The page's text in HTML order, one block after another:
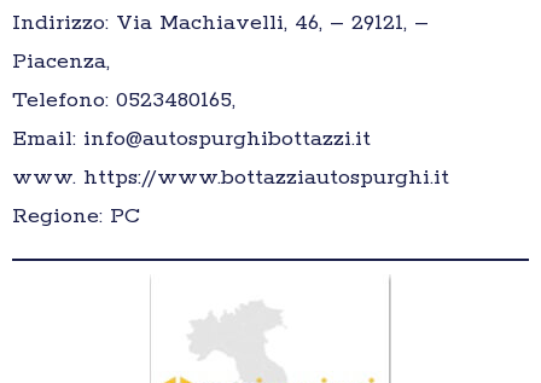
Indirizzo: Via Machiavelli, 46, – 29121, –
Piacenza,
Telefono: 0523480165,
Email: info@autospurghibottazzi.it
www. https://www.bottazziautospurghi.it
Regione: PC